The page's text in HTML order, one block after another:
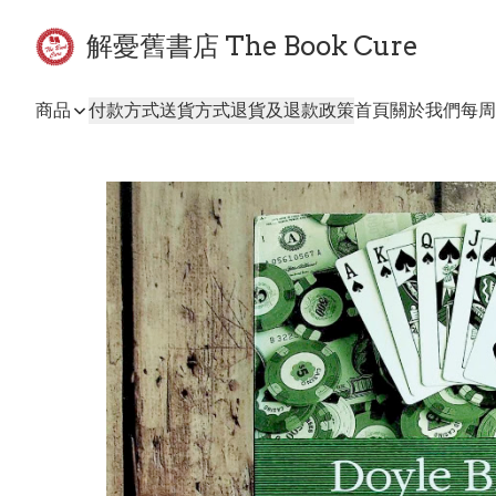
解憂舊書店 The Book Cure
商品 付款方式送貨方式退貨及退款政策首頁關於我們每